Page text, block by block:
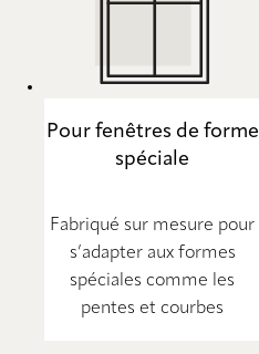
Pour fenêtres de forme
spéciale
Fabriqué sur mesure pour
s’adapter aux formes
spéciales comme les
pentes et courbes